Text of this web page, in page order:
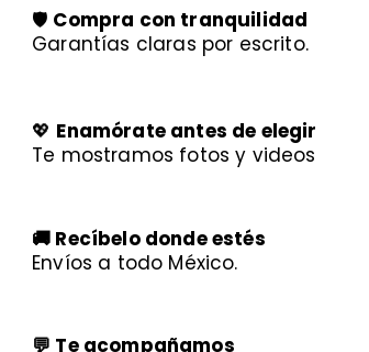
🛡️ Compra con tranquilidad
Garantías claras por escrito.
💖 Enamórate antes de elegir
Te mostramos fotos y videos
🚚 Recíbelo donde estés
Envíos a todo México.
💬 Te acompañamos